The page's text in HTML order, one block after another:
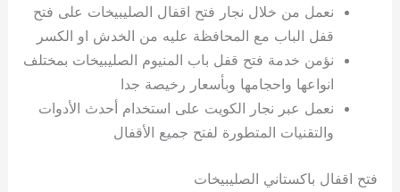
نعمل من خلال نجار فتح اقفال الصليبيخات على فتح
قفل الباب مع المحافظة عليه من الخدش او الكسر
نؤمن خدمة فتح قفل باب المنيوم الصليبيخات بمختلف
انواعها واحجامها وبأسعار رخيصة جدا
نعمل عبر نجار الكويت على استخدام أحدث الأدوات
والتقنيات المتطورة لفتح جميع الأقفال
فتح اقفال باكستاني الصليبيخات